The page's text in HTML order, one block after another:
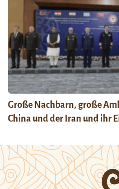
Große Nachbarn, große
China und der Iran und ihr